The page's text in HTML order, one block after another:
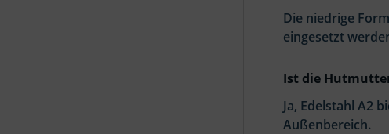
Die niedrige
eingesetzt
Ist die
Ja, Edelstahl A2
Außenbereich.